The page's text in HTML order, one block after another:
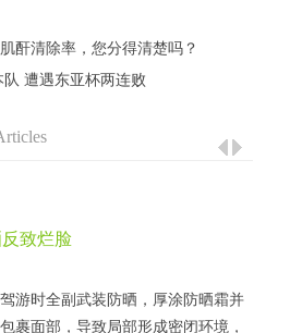
酐清除率，您分得清楚吗？
遭遇东亚杯两连败
致烂脸
游时全副武装防晒，厚涂防晒霜并
裹面部，导致局部形成密闭环境，